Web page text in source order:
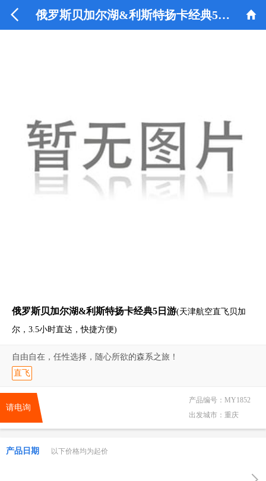
 俄罗斯贝加尔湖&利斯特扬卡经典5日游 
俄罗斯贝加尔湖&利斯特扬卡经典5日游(天津航空直飞贝加
尔，3.5小时直达，快捷方便)
自由自在，任性选择，随心所欲的森系之旅！
直飞
产品编号： MY1852
出发城市： 重庆
请电询
产品日期 以下价格均为起价